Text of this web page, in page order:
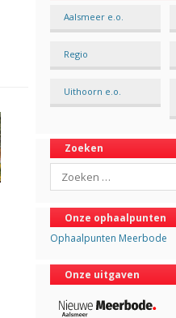
Aalsmeer e.o.
Regio
Uithoorn e.o.
Zoeken
Search
Onze ophaalpunten
Ophaalpunten Meerbode
Onze uitgaven